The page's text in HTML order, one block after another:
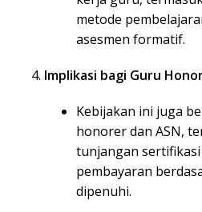
metode
asesmen formatif.
Implikasi bagi Guru
Kebijakan ini juga
honorer dan ASN,
tunjangan
pembayaran
dipenuhi.